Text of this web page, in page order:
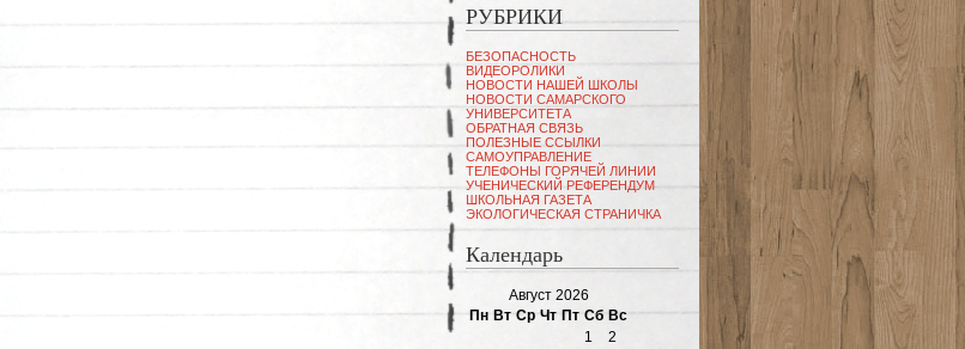
РУБРИКИ
БЕЗОПАСНОСТЬ
ВИДЕОРОЛИКИ
НОВОСТИ НАШЕЙ ШКОЛЫ
НОВОСТИ САМАРСКОГО
УНИВЕРСИТЕТА
ОБРАТНАЯ СВЯЗЬ
ПОЛЕЗНЫЕ ССЫЛКИ
САМОУПРАВЛЕНИЕ
ТЕЛЕФОНЫ ГОРЯЧЕЙ ЛИНИИ
УЧЕНИЧЕСКИЙ РЕФЕРЕНДУМ
ШКОЛЬНАЯ ГАЗЕТА
ЭКОЛОГИЧЕСКАЯ СТРАНИЧКА
Календарь
Август 2026
Пн Вт Ср Чт Пт Сб Вс
1
2